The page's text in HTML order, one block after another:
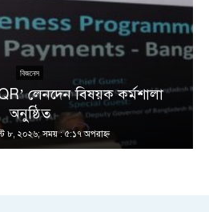
বিজনেস
লেনদেন বিষয়ক কর্মশালা
অনুষ্ঠিত
৮, ২০২৬; সময় : ৫:১৭ অপরাহ্ণ